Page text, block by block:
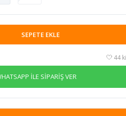
SEPETE EKLE
44
İLE SİPARİŞ VER